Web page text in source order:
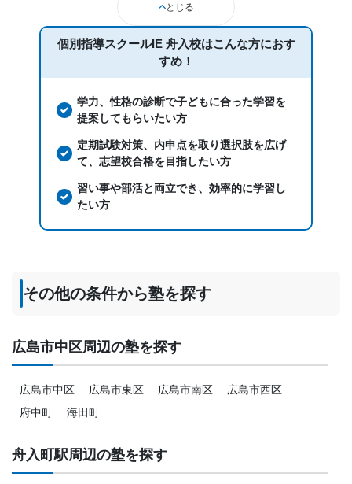
とじる
個別指導スクールIE 舟入校はこんな方におす
すめ！
学力、性格の診断で子どもに合った学習を
提案してもらいたい方
定期試験対策、内申点を取り選択肢を広げ
て、志望校合格を目指したい方
習い事や部活と両立でき、効率的に学習し
たい方
その他の条件から塾を探す
広島市中区周辺の塾を探す
広島市中区 広島市東区 広島市南区
広島市西区
府中町
海田町
舟入町駅周辺の塾を探す